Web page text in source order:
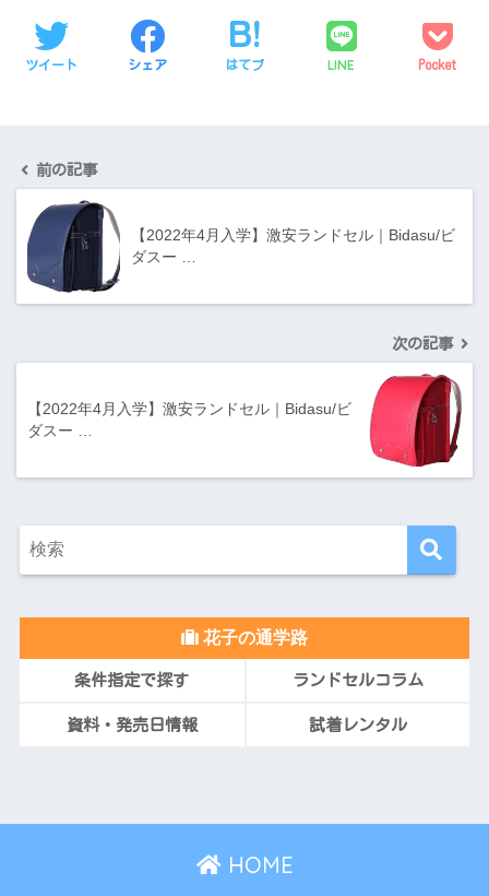
ツイート シェア はてブ LINE Pocket
前の記事
【2022年4月入学】激安ランドセル｜Bidasu/ビ
ダスー …
次の記事
【2022年4月入学】激安ランドセル｜Bidasu/ビ
ダスー …
花子の通学路
条件指定で探す ランドセルコラム
資料・発売日情報 試着レンタル
HOME